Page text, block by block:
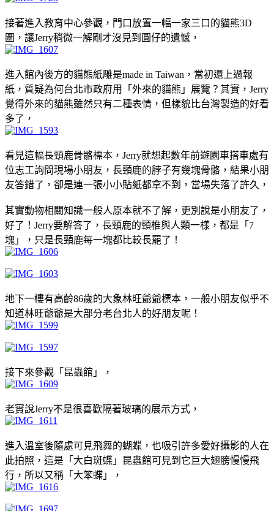
接著進入教育中心參觀，門口放置一幅一家三口的貓熊3D
圖，讓Jerry稍微一解剛才沒見到圓仔的遺憾，
進入館內後方的貓熊紙雕是made in Taiwan，當初還上過報
紙，質疑為何台北市政府用「外來的貓熊」展覽？其實，Jerry
覺得外來的貓熊雖然只有二種表情，但樣貌比台灣製造的好看
多了，
看見這幅長頸鹿骨骼標本，Jerry就想起數年前遊園車搭車處有
位志工詢問現場小朋友，長頸鹿的脖子有幾塊骨骼，結果小朋
友答錯了，卻是連一張小小貼紙都拿不到，當場失落了許久，
其實動物相關知識一般人原本就不了解，更別說是小朋友了，
好了！Jerry要解答了，長頸鹿的頸椎與人類一樣，都是「7
塊」，只是長頸鹿每一塊都比較長罷了！
地下一樓有高齡86歲的大象林旺爺爺標本，一般小朋友似乎不
知道林旺爺爺是大部分老台北人的好朋友呢！
接下來參觀「昆蟲館」，
老實說Jerry不是很喜歡隔著玻璃的展示方式，
進入溫室後隨處可見飛舞的蝴蝶，也吸引許多愛好攝影的人在
此拍照，這是「大白斑蝶」昆蟲館可見到它巨大翅膀慢慢飛
行，所以又稱「大笨蝶」，